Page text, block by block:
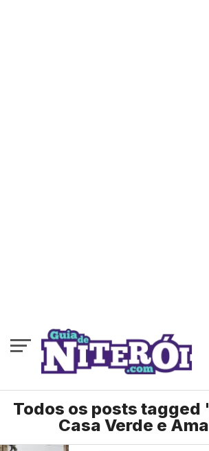
Todos os posts tagged
Casa Verde e